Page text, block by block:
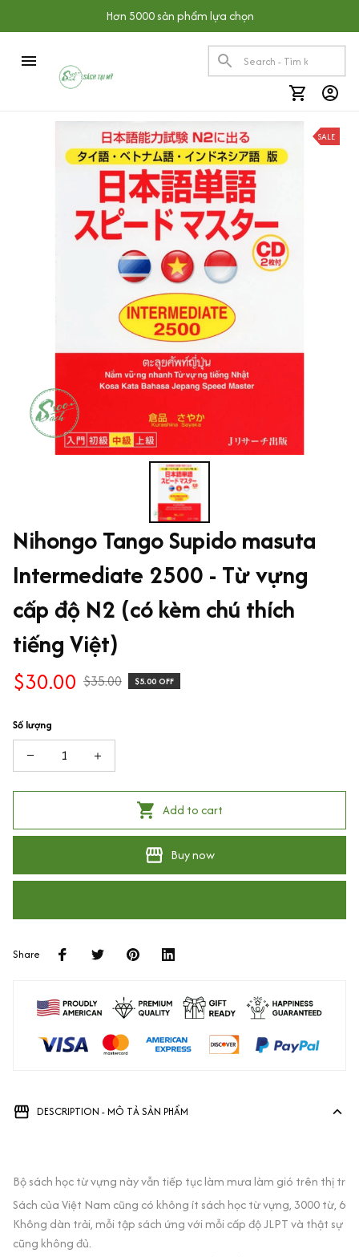
Hơn 5000 sản phẩm lựa chọn
SALE
Nihongo Tango Supido masuta
Intermediate 2500 - Từ vựng
cấp độ N2 (có kèm chú thích
tiếng Việt)
$30.00 $35.00 $5.00 OFF
Số lượng
Add to cart
Buy now
Share
DESCRIPTION - MÔ TẢ SẢN PHẨM
Bộ sách học từ vựng này vẫn tiếp tục làm mưa làm gió trên thị
Sách của Việt Nam cũng có không ít sách học từ vựng, 3000 từ,
Không dàn trải, mỗi tập sách ứng với mỗi cấp độ JLPT và thật sự
cũng không đủ.